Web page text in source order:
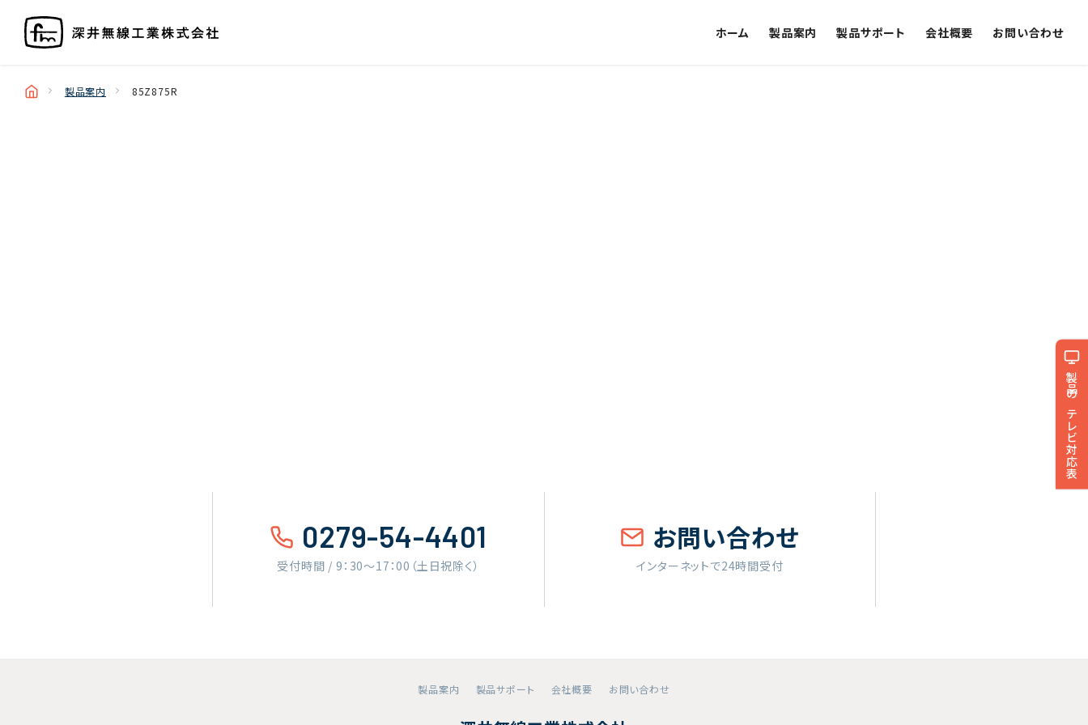
製品のテレビ対応表
ホーム 製品案内 製品サポート 会社概要 お問い合わせ
製品案内 85Z875R
0279-54-4401
受付時間 / 9：30〜17：00（土日祝除く）
お問い合わせ
インターネットで24時間受付
製品案内 製品サポート 会社概要 お問い合わせ